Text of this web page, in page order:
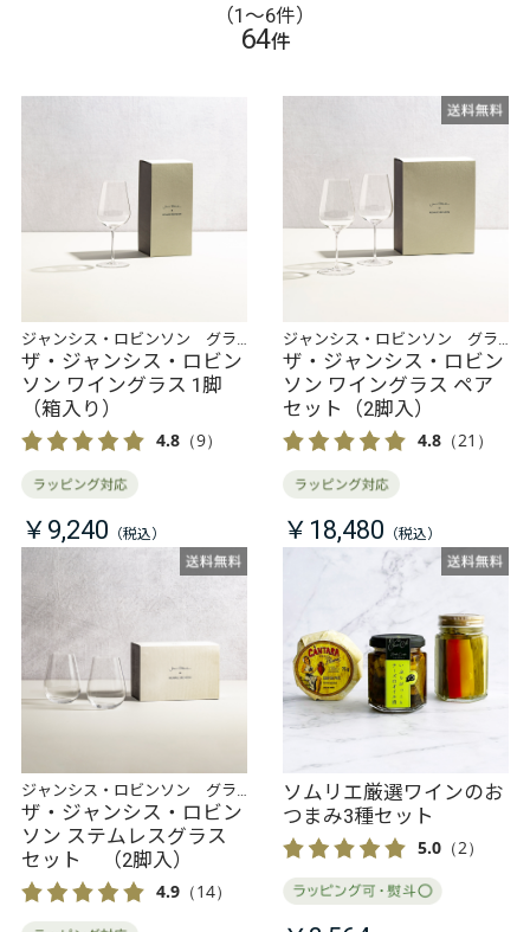
（1〜6件）
64件
ジャンシス・ロビンソン グラ
スコレクション
ザ・ジャンシス・ロビン
ソン ワイングラス 1脚
（箱入り）
4.8（9）
￥9,240
ジャンシス・ロビンソン グラ
スコレクション
ザ・ジャンシス・ロビン
ソン ワイングラス ペア
セット（2脚入）
4.8（21）
￥18,480
ジャンシス・ロビンソン グラ
スコレクション
ザ・ジャンシス・ロビン
ソン ステムレスグラス
セット （2脚入）
4.9（14）
ソムリエ厳選ワインのお
つまみ3種セット
5.0（2）